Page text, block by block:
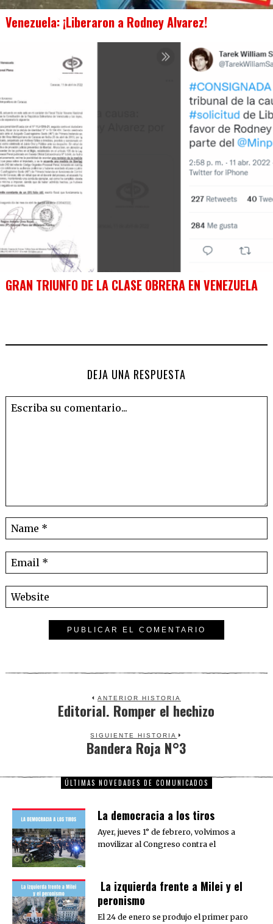
Venezuela: ¡Liberaron a Rodney Alvarez!
GRAN TRIUNFO DE LA CLASE OBRERA EN VENEZUELA
DEJA UNA RESPUESTA
ANTERIOR HISTORIA
Previous
post:
Editorial. Romper el hechizo
SIGUIENTE HISTORIA
Next
post:
Bandera Roja N°3
ÚLTIMAS NOVEDADES DE COMUNICADOS
La democracia a los tiros
Ayer, jueves 1° de febrero, volvimos a
movilizar al Congreso contra el
La izquierda frente a Milei y el
peronismo
El 24 de enero se produjo el primer paro